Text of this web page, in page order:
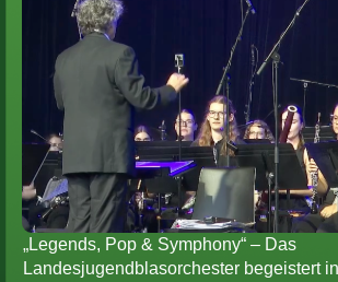
„Legends, Pop & Symphony“ – Das
Landesjugendblasorchester begeistert